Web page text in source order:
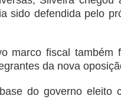
sido defendida pelo
marco fiscal também
da nova
do governo eleito